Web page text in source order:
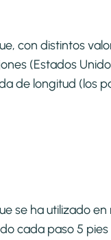
con distintos
(Estados
de longitud (los
se ha utilizado
cada paso 5